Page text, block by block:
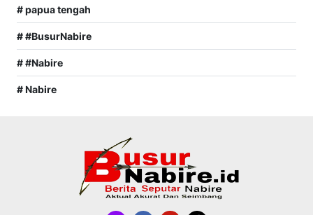
# papua tengah
# #BusurNabire
# #Nabire
# Nabire